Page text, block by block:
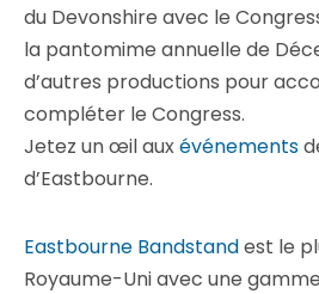
du Devonshire avec le
la pantomime annuelle de
d’autres productions pour
compléter le Congress.
Jetez un œil auxévénements
d’Eastbourne.
Eastbourne Bandstandest le
Royaume-Uni avec une